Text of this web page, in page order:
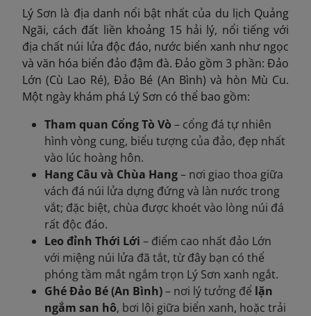
Lý Sơn là địa danh nổi bật nhất của du lịch Quảng
Ngãi, cách đất liền khoảng 15 hải lý, nổi tiếng với
địa chất núi lửa độc đáo, nước biển xanh như ngọc
và văn hóa biển đảo đậm đà. Đảo gồm 3 phần: Đảo
Lớn (Cù Lao Ré), Đảo Bé (An Bình) và hòn Mù Cu.
Một ngày khám phá Lý Sơn có thể bao gồm:
Tham quan Cổng Tò Vò – cổng đá tự nhiên
hình vòng cung, biểu tượng của đảo, đẹp nhất
vào lúc hoàng hôn.
Hang Câu và Chùa Hang– nơi giao thoa giữa
vách đá núi lửa dựng đứng và làn nước trong
vắt; đặc biệt, chùa được khoét vào lòng núi đá
rất độc đáo.
Leo đỉnh Thới Lới – điểm cao nhất đảo Lớn
với miệng núi lửa đã tắt, từ đây bạn có thể
phóng tầm mắt ngắm trọn Lý Sơn xanh ngắt.
Ghé Đảo Bé (An Bình)– nơi lý tưởng để lặn
ngắm san hô, bơi lội giữa biển xanh, hoặc trải